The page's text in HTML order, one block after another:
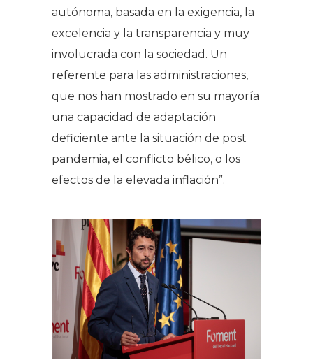
autónoma, basada en la exigencia, la
excelencia y la transparencia y muy
involucrada con la sociedad. Un
referente para las administraciones,
que nos han mostrado en su mayoría
una capacidad de adaptación
deficiente ante la situación de post
pandemia, el conflicto bélico, o los
efectos de la elevada inflación”.